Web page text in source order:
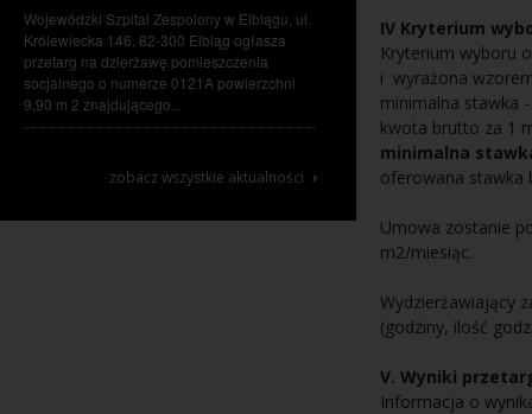
Wojewódzki Szpital Zespolony w Elblągu, ul.
Królewiecka 146, 82-300 Elbląg ogłasza
przetarg na dzierżawę pomieszczenia
socjalnego o numerze 0121A powierzchni
9,90 m 2 znajdującego...
zobacz wszystkie aktualności ›
IV Kryterium
Kryterium wyboru
i wyrażona
minimalna stawka
kwota brutto za 1
minimalna
oferowana stawka
Umowa zostanie
m2/miesiąc.
Wydzierżawiający
(godziny, ilość
V. Wyniki
Informacja o